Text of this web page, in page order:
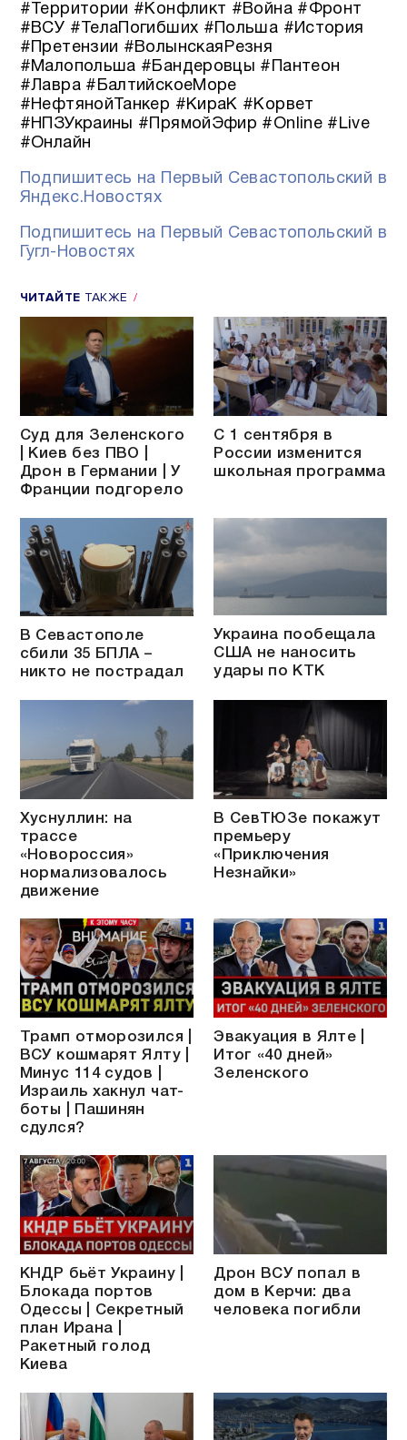
#Территории #Конфликт #Война #Фронт
#ВСУ #ТелаПогибших #Польша #История
#Претензии #ВолынскаяРезня
#Малопольша #Бандеровцы #Пантеон
#Лавра #БалтийскоеМоре
#НефтянойТанкер #КираК #Корвет
#НПЗУкраины #ПрямойЭфир #Online #Live
#Онлайн
Подпишитесь на Первый Севастопольский в
Яндекс.Новостях
Подпишитесь на Первый Севастопольский в
Гугл-Новостях
ЧИТАЙТЕ ТАКЖЕ
Суд для Зеленского
| Киев без ПВО |
Дрон в Германии | У
Франции подгорело
С 1 сентября в
России изменится
школьная программа
В Севастополе
сбили 35 БПЛА –
никто не пострадал
Украина пообещала
США не наносить
удары по КТК
Хуснуллин: на
трассе
«Новороссия»
нормализовалось
движение
В СевТЮЗе покажут
премьеру
«Приключения
Незнайки»
Трамп отморозился |
ВСУ кошмарят Ялту |
Минус 114 судов |
Израиль хакнул чат-
боты | Пашинян
сдулся?
Эвакуация в Ялте |
Итог «40 дней»
Зеленского
КНДР бьёт Украину |
Блокада портов
Одессы | Секретный
план Ирана |
Ракетный голод
Киева
Дрон ВСУ попал в
дом в Керчи: два
человека погибли